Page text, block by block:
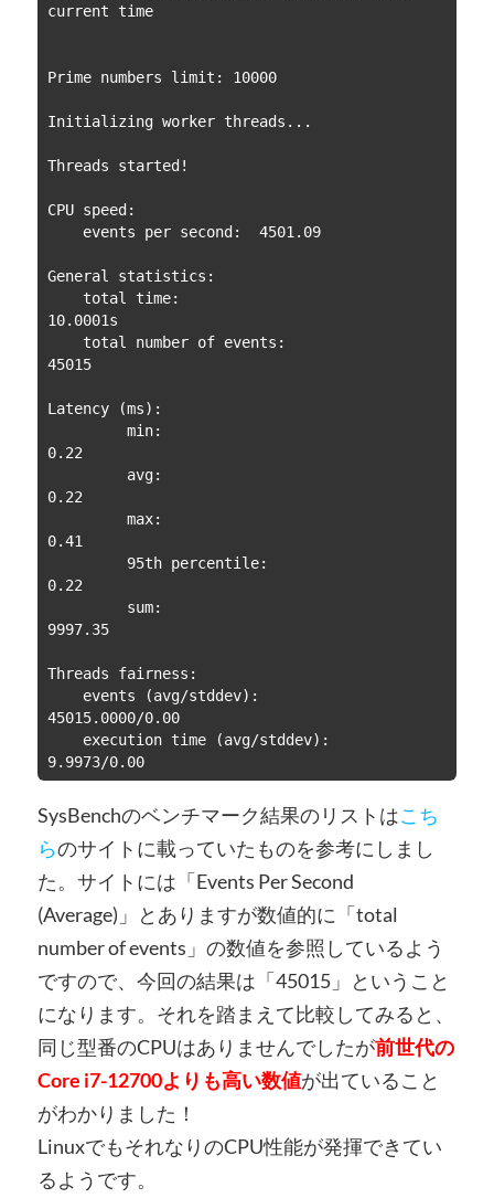
current time
Prime numbers limit: 10000
Initializing worker threads...
Threads started!
CPU speed:
General statistics:
10.0001s
45015
Latency (ms):
         min:
0.22
0.22
         max:
0.41
0.22
9997.35
Threads fairness:
45015.0000/0.00
SysBenchのベンチマーク結果のリストはこち
らのサイトに載っていたものを参考にしまし
た。サイトには「Events Per Second
(Average)」とありますが数値的に「total
number of events」の数値を参照しているよう
ですので、今回の結果は「45015」ということ
になります。それを踏まえて比較してみると、
同じ型番のCPUはありませんでしたが前世代の
Core i7-12700よりも高い数値が出ていること
がわかりました！
LinuxでもそれなりのCPU性能が発揮できてい
るようです。